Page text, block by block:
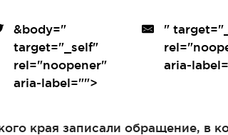
&body="
target="_self"
rel="noopener"
aria-label="">
"
aria-
края записали обращение, в